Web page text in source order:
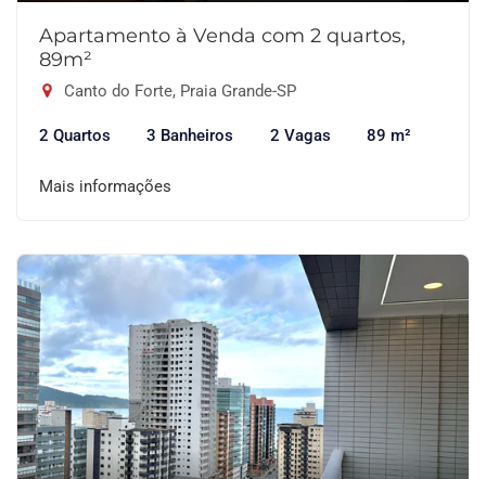
Apartamento à Venda com 2 quartos,
89m²
Canto do Forte, Praia Grande-SP
2 Quartos 3 Banheiros 2 Vagas 89 m²
Mais informações